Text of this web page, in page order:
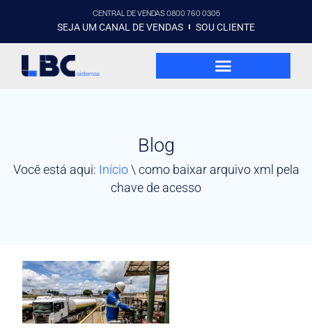
CENTRAL DE VENDAS 0800 760 0305
SEJA UM CANAL DE VENDAS SOU CLIENTE
Blog
Você está aqui: Início\ como baixar arquivo xml pela
chave de acesso